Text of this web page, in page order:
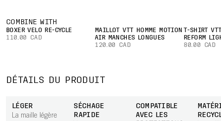
COMBINE WITH
BOXER VÉLO RE-CYCLE
110.00 CAD
MAILLOT VTT HOMME MOTION
AIR MANCHES LONGUES
120.00 CAD
T-SHIRT
REFORM
80.00 CAD
DÉTAILS DU PRODUIT
LÉGER
La maille légère
SÉCHAGE
RAPIDE
COMPATIBLE
AVEC LES